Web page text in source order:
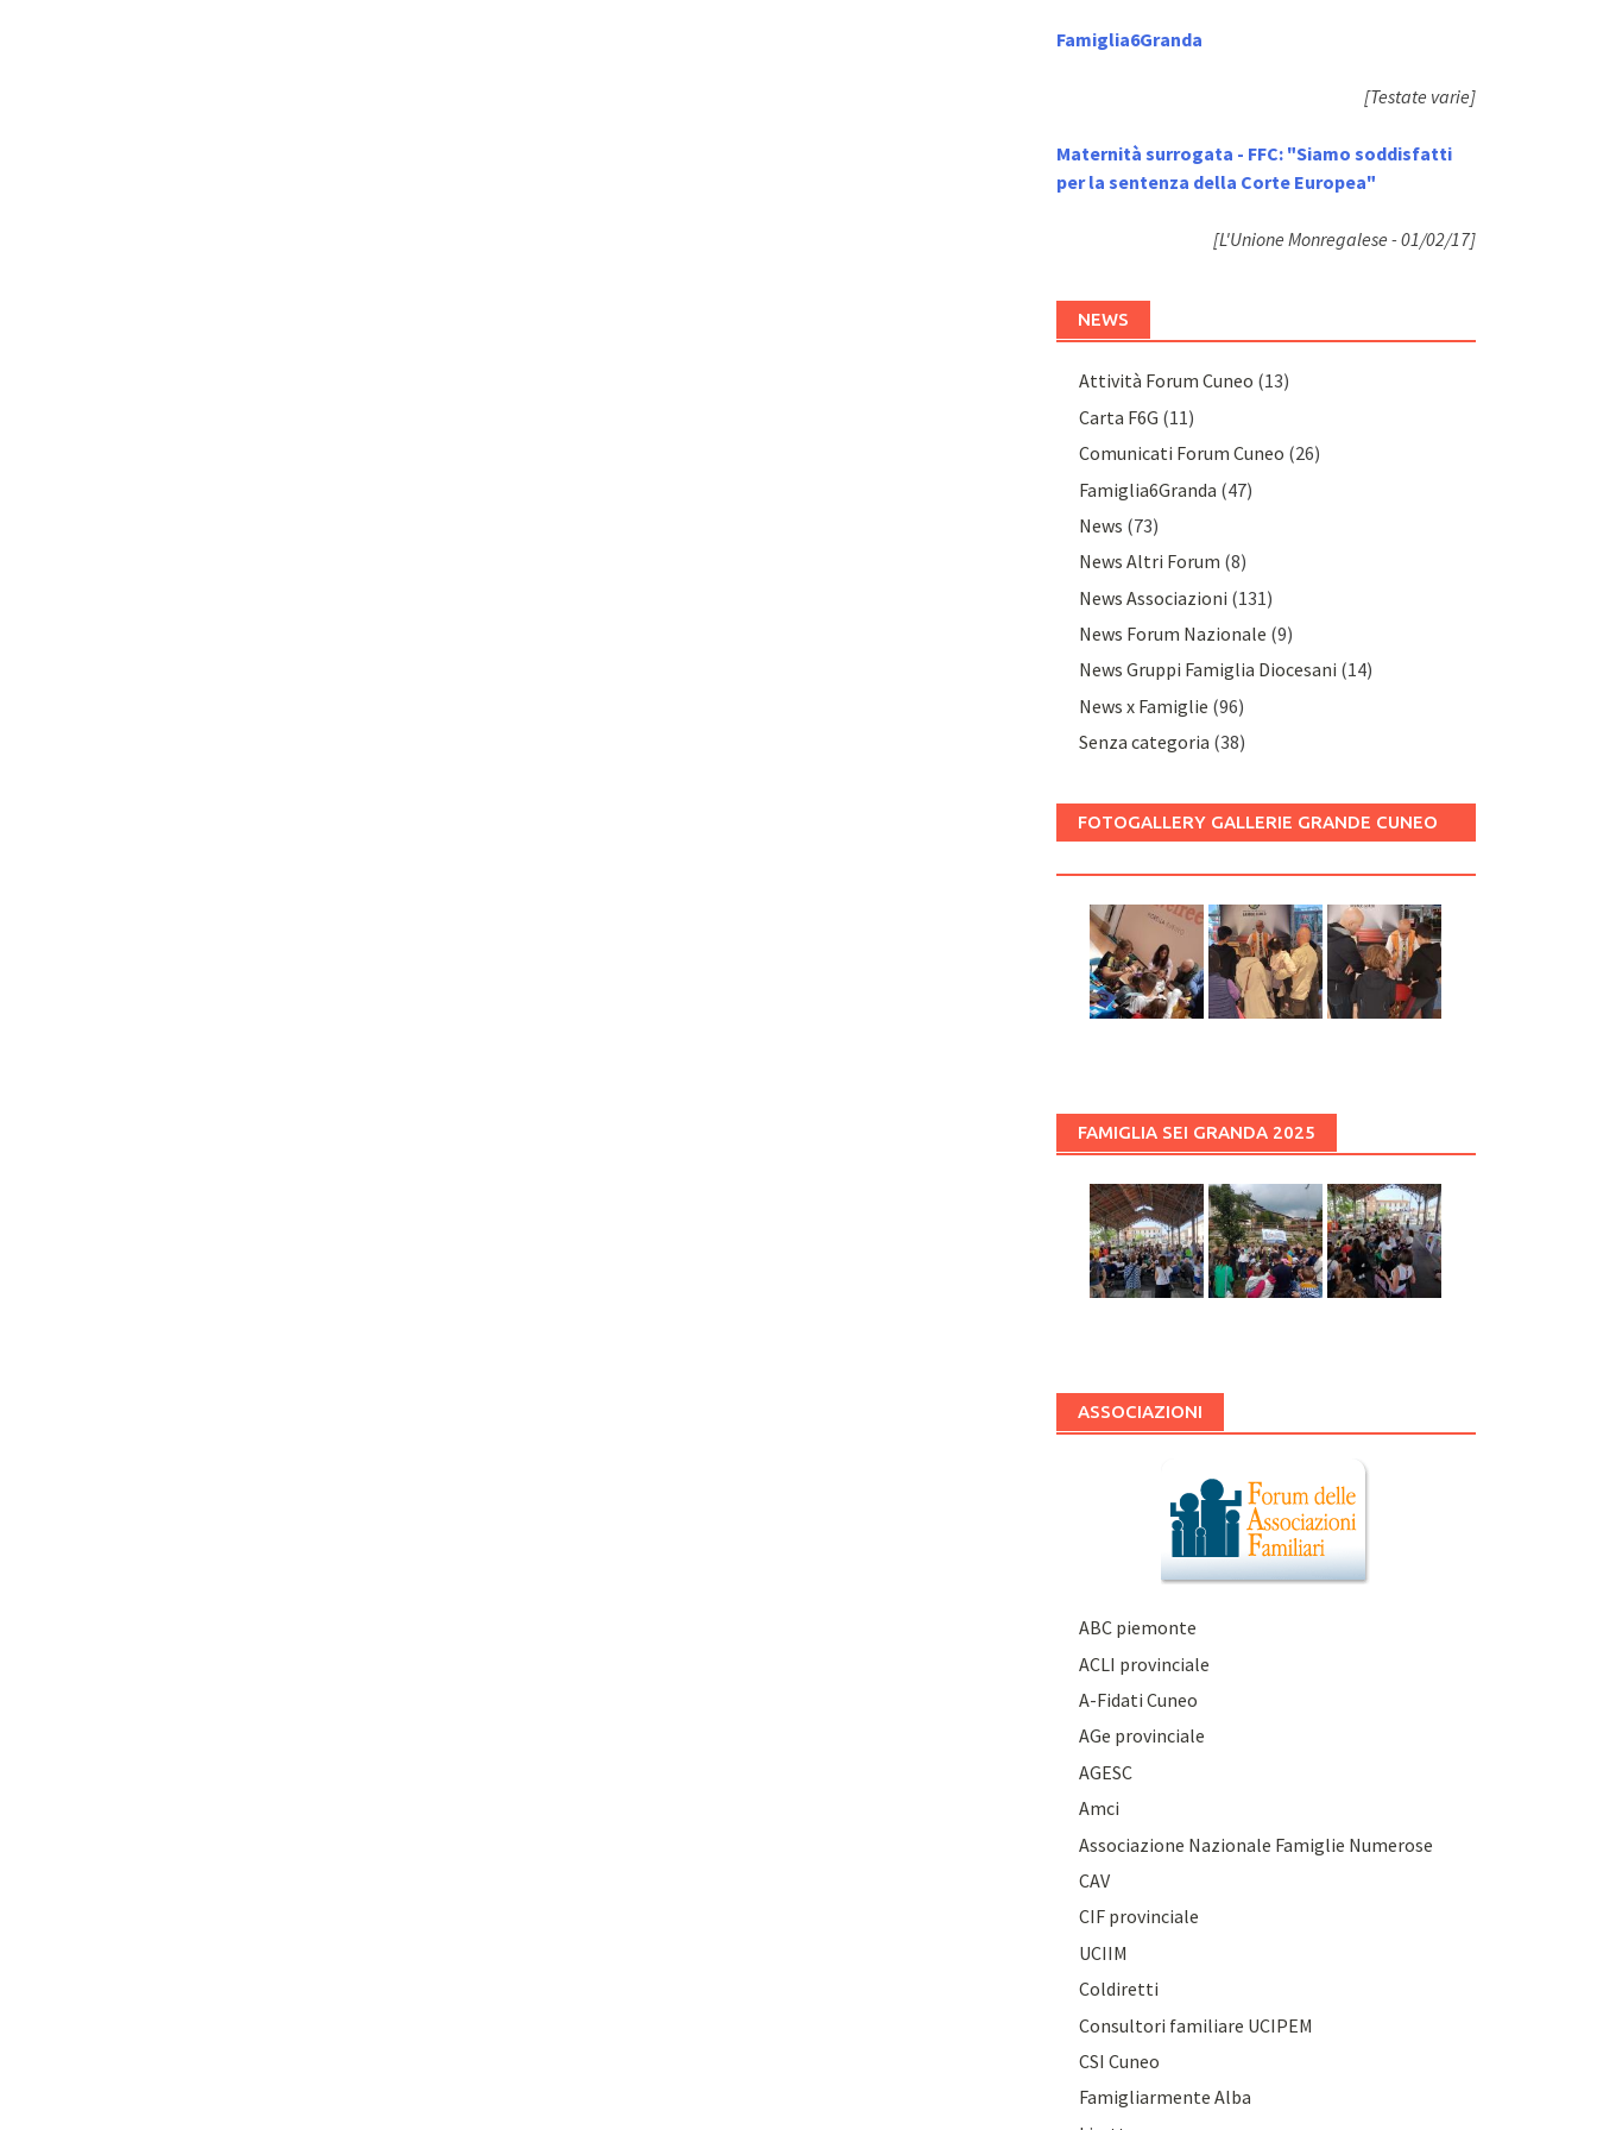
Famiglia6Granda
[Testate varie]
Maternità surrogata - FFC: "Siamo soddisfatti
per la sentenza della Corte Europea"
[L'Unione Monregalese - 01/02/17]
NEWS
Attività Forum Cuneo (13)
Carta F6G (11)
Comunicati Forum Cuneo (26)
Famiglia6Granda (47)
News (73)
News Altri Forum (8)
News Associazioni (131)
News Forum Nazionale (9)
News Gruppi Famiglia Diocesani (14)
News x Famiglie (96)
Senza categoria (38)
FOTOGALLERY GALLERIE GRANDE CUNEO
FAMIGLIA SEI GRANDA 2025
ASSOCIAZIONI
ABC piemonte
ACLI provinciale
A-Fidati Cuneo
AGe provinciale
AGESC
Amci
Associazione Nazionale Famiglie Numerose
CAV
CIF provinciale
UCIIM
Coldiretti
Consultori familiare UCIPEM
CSI Cuneo
Famigliarmente Alba